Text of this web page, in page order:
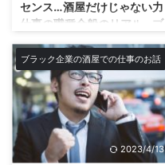
新しい倉庫を建てたいと口を開け
ば言ってるけどそんな金今のうち
の会社にあるわけないやん。笑
従業員から言わせたらなんでその
金あった時にしなかったの？ ち
ょっと無理してでも倉庫建てとけ
ばよかったじゃん！って思う訳で
すよ。 しかし、そこは根っから
の浪速(ナニワ)の銭 ...
センス…酒屋だけじゃない力
仕事の職種全般のリアル…ブ
も少なく退職金もない始末…
こんにちは僕です★☆ 今回も少
しリアルな現実社会のお話…まぁ
僕の本業の仕事のクダラナイ話で
皆さんには興味も無いお話かも知
れませんがね。笑 酒屋は3kを超
えるOSYC！？ 僕は副業ブロガー
ブラック企業の酒屋での仕事のお話
2023/4/13